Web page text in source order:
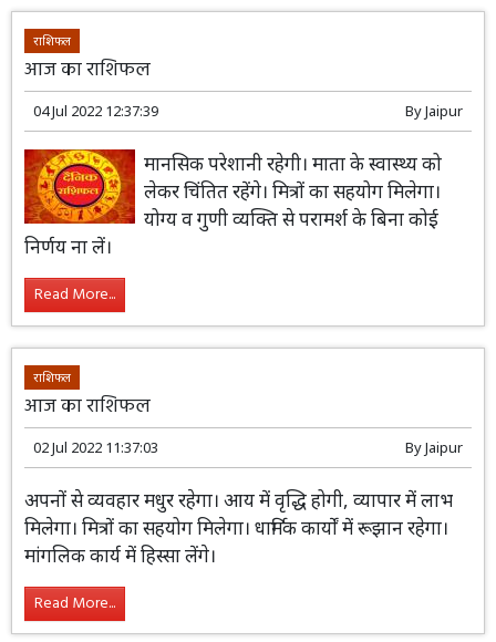
Read More...
राशिफल
आज का राशिफल
04 Jul 2022 12:37:39 ByJaipur
मानसिक परेशानी रहेगी। माता के स्वास्थ्य को
निर्णय ना लें।
Read More...
राशिफल
आज का राशिफल
02 Jul 2022 11:37:03 ByJaipur
अपनों से व्यवहार मधुर रहेगा। आय में वृद्धि होगी, व्यापार में लाभ
मिलेगा। मित्रों का सहयोग मिलेगा। धार्मिक कार्यों में रूझान रहेगा।
मांगलिक कार्य में हिस्सा लेंगे।